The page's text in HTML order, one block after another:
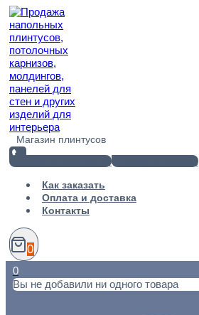
Перейти
содержимому
Магазин плинтусов
+7(812) 920-02-38
info@101metr.ru
Как заказать
Оплата и доставка
Контакты
0
0
Вы не добавили ни одного товара